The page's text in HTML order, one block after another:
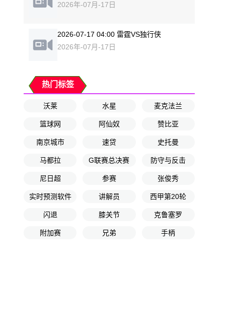
2026年-07月-17日
2026-07-17 04:00 雷霆VS独行侠
2026年-07月-17日
热门标签
沃莱 水星 麦克法兰
篮球网 阿仙奴 赞比亚
南京城市 速贷 史托曼
马都拉 G联赛总决赛 防守与反击
尼日超 参赛 张俊秀
实时预测软件 讲解员 西甲第20轮
闪退 膝关节 克鲁塞罗
附加赛 兄弟 手柄